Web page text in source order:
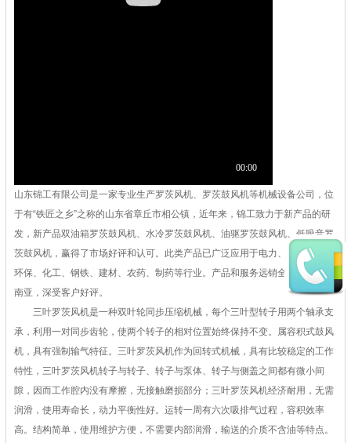
山东锦工有限公司是一家专业生产罗茨风机、罗茨鼓风机等机械设备公司，位
于有“铁匠之乡”之称的山东省章丘市相公镇，近年来，锦工致力于新产品的研
发，新产品双油箱罗茨鼓风机、水冷罗茨鼓风机、油驱罗茨鼓风机、低噪音罗
茨鼓风机，赢得了市场好评和认可。此类产品已广泛应用于电力、污水处理、
环保、化工、钢铁、建材、农药、制药等行业。产品和服务远销全国各地及东
南亚，深受客户好评。
三叶罗茨风机是一种双叶轮同步压缩机械，每个三叶型转子用两个轴承支
承，利用一对同步齿轮，使两个转子的相对位置始终保持不变。属容积式鼓风
机，具有强制输气特征。三叶罗茨风机作为回转式机械，具有比较稳定的工作
特性，三叶罗茨风机转子与转子、转子与泵体、转子与侧盖之间都有微小间
隙，因而工作腔内没有摩擦，无接触磨损部分；三叶罗茨风机经济耐用，无需
润滑，使用寿命长，动力平衡性好。运转一周有六次吸排气过程，容积效率
高。结构简单，使用维护方便，不需要内部润滑，输送的介质不含油等特点。